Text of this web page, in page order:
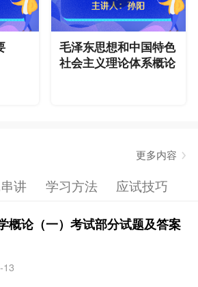
毛泽东思想和中国特色
社会主义理论体系概论
更多内容
讲 学习方法 应试技巧
概论（一）考试部分试题及答案
13